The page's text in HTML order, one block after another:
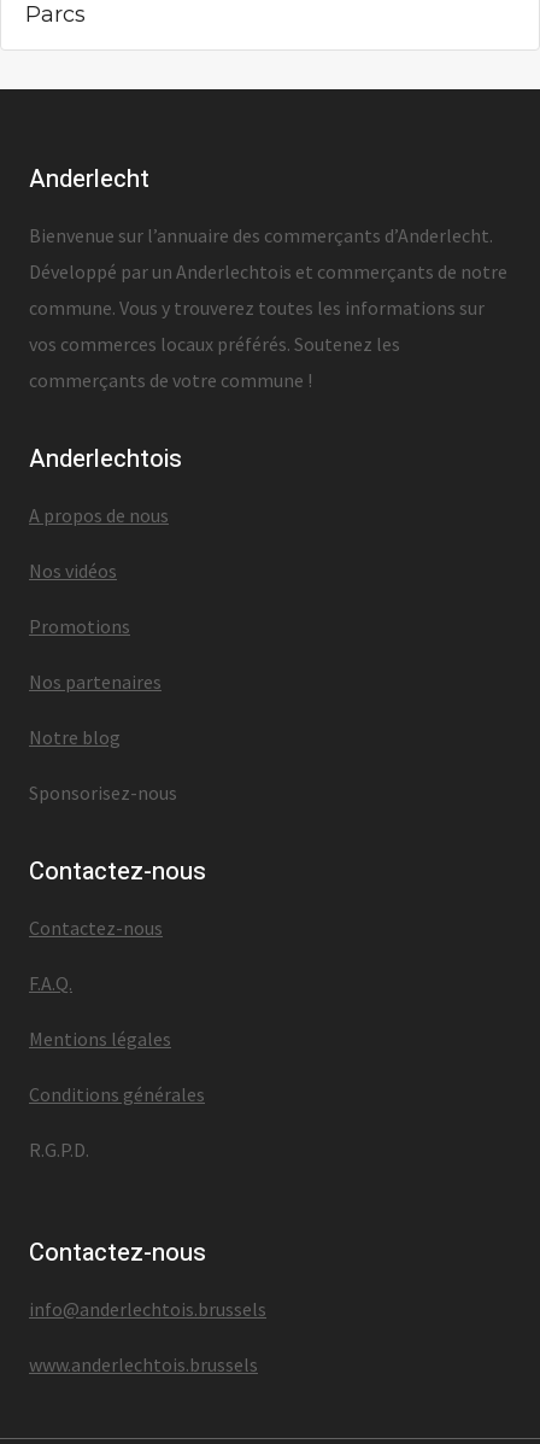
Parcs
Anderlecht
Bienvenue sur l’annuaire des commerçants d’Anderlecht.
Développé par un Anderlechtois et commerçants de notre
commune. Vous y trouverez toutes les informations sur
vos commerces locaux préférés. Soutenez les
commerçants de votre commune !
Anderlechtois
A propos de nous
Nos vidéos
Promotions
Nos partenaires
Notre blog
Sponsorisez-nous
Contactez-nous
Contactez-nous
F.A.Q.
Mentions légales
Conditions générales
R.G.P.D.
Contactez-nous
info@anderlechtois.brussels
www.anderlechtois.brussels